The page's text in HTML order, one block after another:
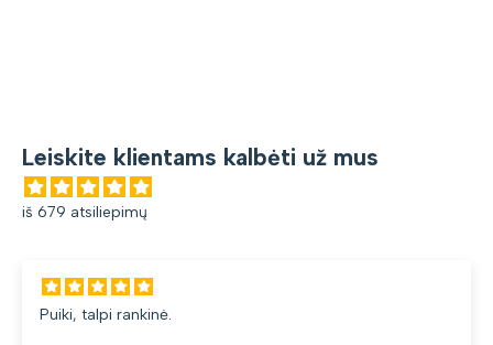
Leiskite klientams kalbėti už mus
iš 679 atsiliepimų
Puiki, talpi rankinė.